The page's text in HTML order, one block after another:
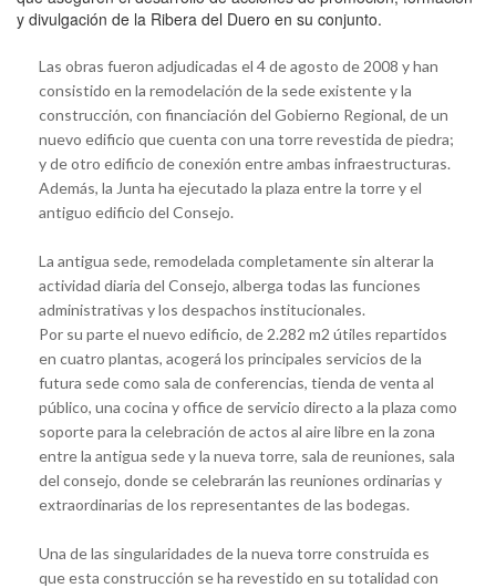
y divulgación de la Ribera del Duero en su conjunto.
Las obras fueron adjudicadas el 4 de agosto de 2008 y han
consistido en la remodelación de la sede existente y la
construcción, con financiación del Gobierno Regional, de un
nuevo edificio que cuenta con una torre revestida de piedra;
y de otro edificio de conexión entre ambas infraestructuras.
Además, la Junta ha ejecutado la plaza entre la torre y el
antiguo edificio del Consejo.
La antigua sede, remodelada completamente sin alterar la
actividad diaria del Consejo, alberga todas las funciones
administrativas y los despachos institucionales.
Por su parte el nuevo edificio, de 2.282 m2 útiles repartidos
en cuatro plantas, acogerá los principales servicios de la
futura sede como sala de conferencias, tienda de venta al
público, una cocina y office de servicio directo a la plaza como
soporte para la celebración de actos al aire libre en la zona
entre la antigua sede y la nueva torre, sala de reuniones, sala
del consejo, donde se celebrarán las reuniones ordinarias y
extraordinarias de los representantes de las bodegas.
Una de las singularidades de la nueva torre construida es
que esta construcción se ha revestido en su totalidad con